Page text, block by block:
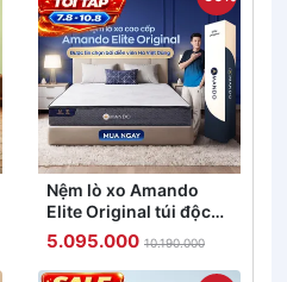
Nệm lò xo Amando
Elite Original túi độc
lập tiêu chuẩn khách
sạn 5 sao dày 23cm
5.095.000 10.190.000